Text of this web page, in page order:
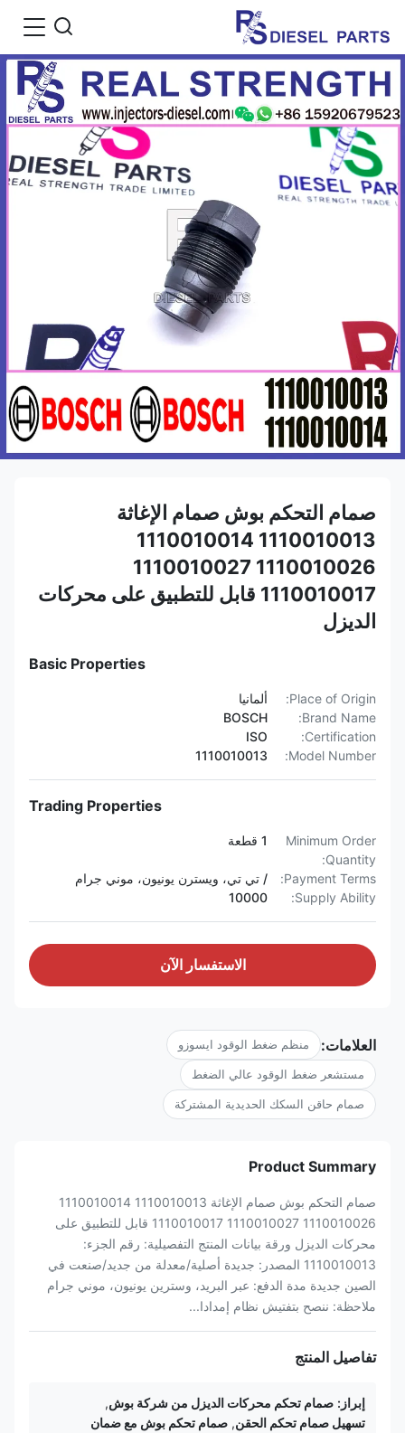
صمام التحكم بوش صمام الإغاثة
1110010013 1110010014
1110010026 1110010027
1110010017 قابل للتطبيق على محركات
الديزل
Basic Properties
Place of Origin:
ألمانيا
Brand Name:
BOSCH
Certification:
ISO
Model Number:
1110010013
Trading Properties
Minimum Order
Quantity:
1 قطعة
Payment Terms:
/ تي تي، ويسترن يونيون، موني جرام
Supply Ability:
10000
الاستفسار الآن
العلامات: منظم ضغط الوقود ايسوزو
مستشعر ضغط الوقود عالي الضغط
صمام حاقن السكك الحديدية المشتركة
Product Summary
صمام التحكم بوش صمام الإغاثة 1110010013 1110010014
1110010026 1110010027 1110010017 قابل للتطبيق على
محركات الديزل ورقة بيانات المنتج التفصيلية: رقم الجزء:
1110010013 المصدر: جديدة أصلية/معدلة من جديد/صنعت في
الصين جديدة مدة الدفع: عبر البريد، وسترين يونيون، موني جرام
ملاحظة: ننصح بتفتيش نظام إمدادا...
تفاصيل المنتج
إبراز: صمام تحكم محركات الديزل من شركة بوش,
تسهيل صمام تحكم الحقن, صمام تحكم بوش مع ضمان